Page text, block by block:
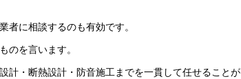
者に相談するのも有効です。
のを言います。
計・断熱設計・防音施工までを一貫して任せることが